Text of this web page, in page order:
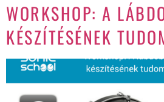
WORKSHOP: A
KÉSZÍTÉSÉNEK